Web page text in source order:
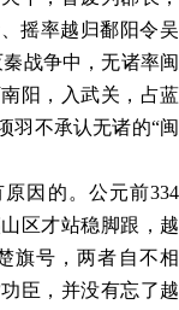
摇率越归鄱阳令吴
战争中，无诸率闽
阳，入武关，占蓝
羽不承认无诸的“闽
因的。公元前334
区才站稳脚跟，越
旗号，两者自不相
臣，并没有忘了越